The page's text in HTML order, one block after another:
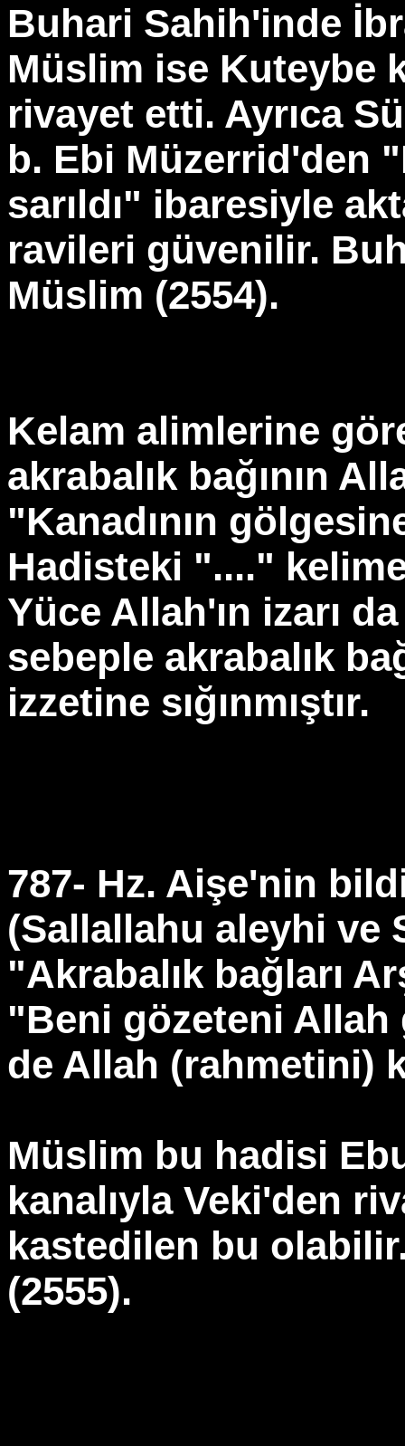
Buhari Sahih'inde
Müslim ise Kuteybe
rivayet etti. Ayrıca
b. Ebi Müzerrid'den
sarıldı" ibaresiyle
ravileri güvenilir.
Müslim (2554).
Kelam alimlerine
akrabalık bağının
"Kanadının
Hadisteki "...."
Yüce Allah'ın izarı
sebeple akrabalık
izzetine sığınmıştır.
787- Hz. Aişe'nin
(Sallallahu aleyhi ve
"Akrabalık bağları
"Beni gözeteni
de Allah (rahmetini)
Müslim bu hadisi
kanalıyla Veki'den
kastedilen bu
(2555).